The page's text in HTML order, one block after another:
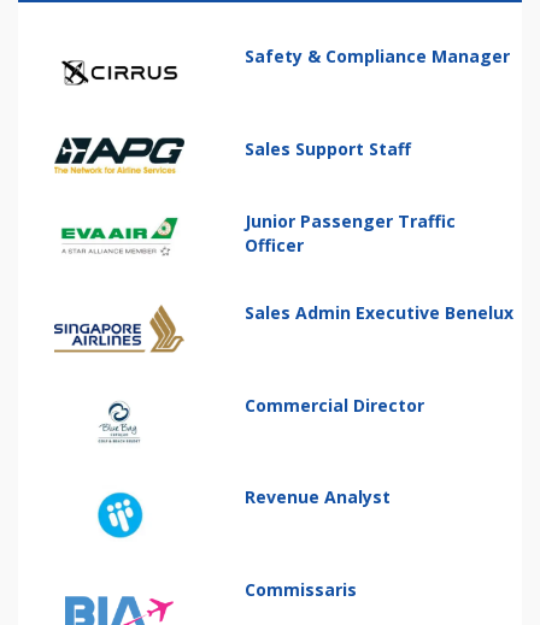
Safety & Compliance Manager
Sales Support Staff
Junior Passenger Traffic
Officer
Sales Admin Executive Benelux
Commercial Director
Revenue Analyst
Commissaris